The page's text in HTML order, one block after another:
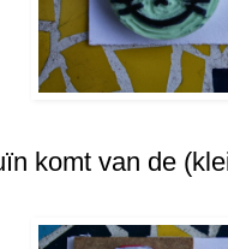
komt van de